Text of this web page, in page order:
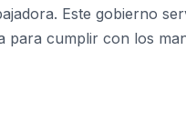
Este gobierno
cumplir con los